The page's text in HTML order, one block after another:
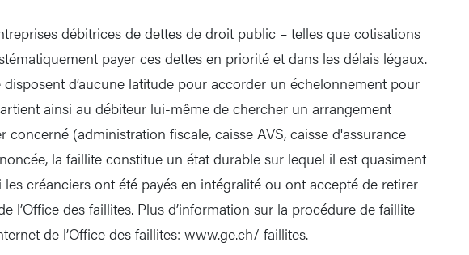
débitrices de dettes de droit public – telles que cotisations
payer ces dettes en priorité et dans les délais légaux.
d’aucune latitude pour accorder un échelonnement pour
ainsi au débiteur lui-même de chercher un arrangement
concerné (administration fiscale, caisse AVS, caisse d'assurance
la faillite constitue un état durable sur lequel il est quasiment
les créanciers ont été payés en intégralité ou ont accepté de retirer
l’Office des faillites. Plus d’information sur la procédure de faillite
de l’Office des faillites: www.ge.ch/ faillites.